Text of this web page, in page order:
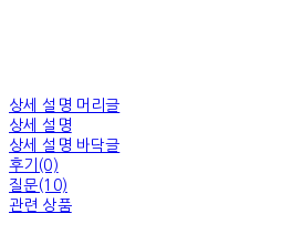
상세 설명 머리글
상세 설명
상세 설명 바닥글
후기(0)
질문(10)
관련 상품